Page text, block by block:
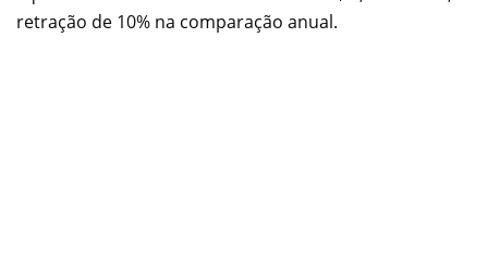
retração de 10% na comparação anual.